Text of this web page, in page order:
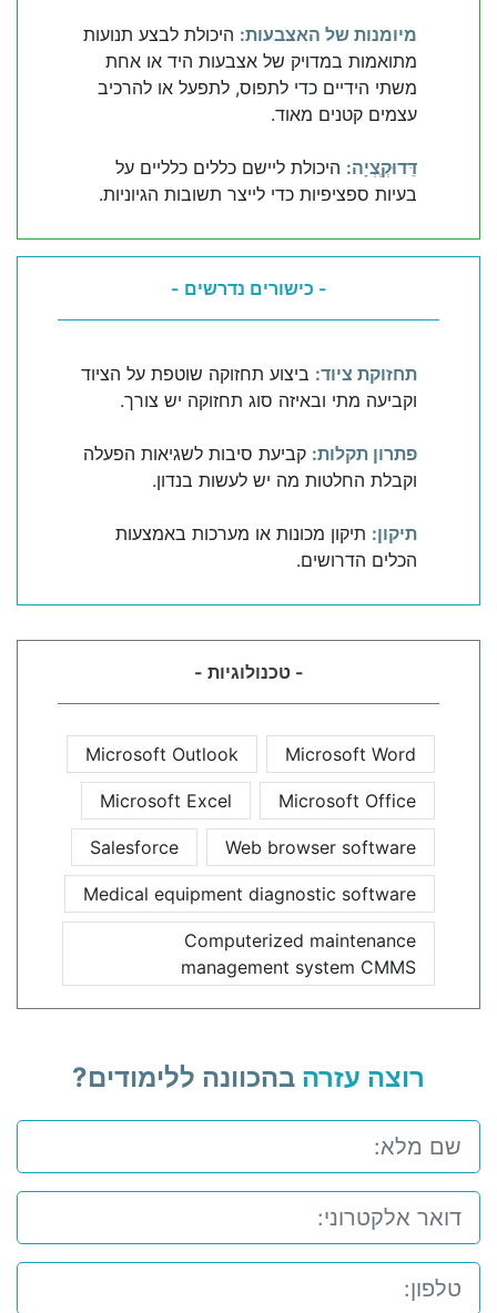
מיומנות של האצבעות: היכולת לבצע תנועות
מתואמות במדויק של אצבעות היד או אחת
משתי הידיים כדי לתפוס, לתפעל או להרכיב
עצמים קטנים מאוד.
דֵּדוּקְְצְיָה: היכולת ליישם כללים כלליים על
בעיות ספציפיות כדי לייצר תשובות הגיוניות.
- כישורים נדרשים -
תחזוקת ציוד: ביצוע תחזוקה שוטפת על הציוד
וקביעה מתי ובאיזה סוג תחזוקה יש צורך.
פתרון תקלות: קביעת סיבות לשגיאות הפעלה
וקבלת החלטות מה יש לעשות בנדון.
תיקון: תיקון מכונות או מערכות באמצעות
הכלים הדרושים.
- טכנולוגיות -
Microsoft Word
Microsoft Outlook
Microsoft Office
Microsoft Excel
Web browser software
Salesforce
Medical equipment diagnostic software
Computerized maintenance
management system CMMS
רוצה עזרה בהכוונה ללימודים?